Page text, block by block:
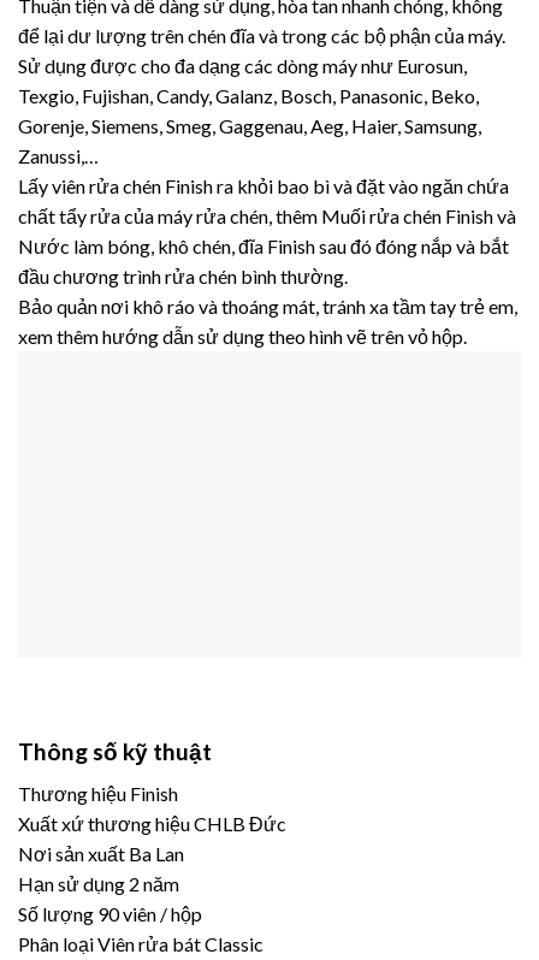
Thuận tiện và dễ dàng sử dụng, hòa tan nhanh chóng, không
để lại dư lượng trên chén đĩa và trong các bộ phận của máy.
Sử dụng được cho đa dạng các dòng máy như Eurosun,
Texgio, Fujishan, Candy, Galanz, Bosch, Panasonic, Beko,
Gorenje, Siemens, Smeg, Gaggenau, Aeg, Haier, Samsung,
Zanussi,…
Lấy viên rửa chén Finish ra khỏi bao bì và đặt vào ngăn chứa
chất tẩy rửa của máy rửa chén, thêm Muối rửa chén Finish và
Nước làm bóng, khô chén, đĩa Finish sau đó đóng nắp và bắt
đầu chương trình rửa chén bình thường.
Bảo quản nơi khô ráo và thoáng mát, tránh xa tầm tay trẻ em,
xem thêm hướng dẫn sử dụng theo hình vẽ trên vỏ hộp.
Thông số kỹ thuật
Thương hiệu Finish
Xuất xứ thương hiệu CHLB Đức
Nơi sản xuất Ba Lan
Hạn sử dụng 2 năm
Số lượng 90 viên / hộp
Phân loại Viên rửa bát Classic